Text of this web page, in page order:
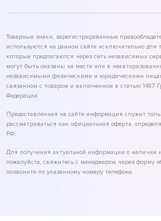
Товарные знаки, зарегистрированные
используются на данном сайте исключительно для
которые предлагаются через сеть независимых
могут быть оказаны на месте или в
независимыми физическими и юридическими
связанном с товаром и включенном в статью 1487
Федерации.
Предоставленная на сайте информация служит
рассматриваться как официальная оферта,
РФ.
Для получения актуальной информации о наличии
пожалуйста, свяжитесь с менеджером через форму
позвоните по указанному номеру телефона.